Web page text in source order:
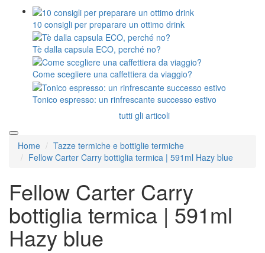
10 consigli per preparare un ottimo drink
Tè dalla capsula ECO, perché no?
Come scegliere una caffettiera da viaggio?
Tonico espresso: un rinfrescante successo estivo
tutti gli articoli
Home
Tazze termiche e bottiglie termiche
Fellow Carter Carry bottiglia termica | 591ml Hazy blue
Fellow Carter Carry
bottiglia termica | 591ml
Hazy blue